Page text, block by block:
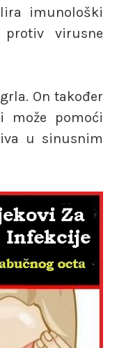
imunološki
virusne
On također
može pomoći
u sinusnim